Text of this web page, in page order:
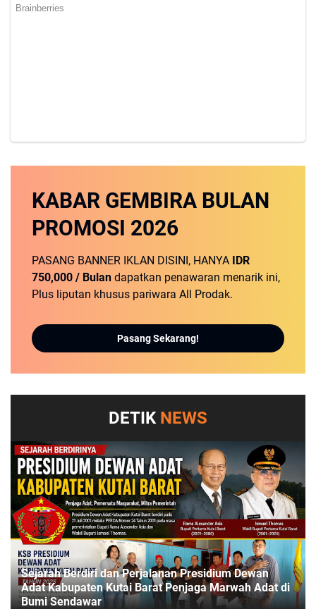
KABAR GEMBIRA BULAN
PROMOSI 2026
PASANG BANNER IKLAN DISINI, HANYA
IDR
750,000 / Bulan dapatkan penawaran menarik ini,
Plus liputan khusus pariwara All Prodak.
Pasang Sekarang!
DETIK NEWS
Sejarah Berdiri dan Perjalanan Presidium Dewan
Adat Kabupaten Kutai Barat Penjaga Marwah Adat di
Bumi Sendawar